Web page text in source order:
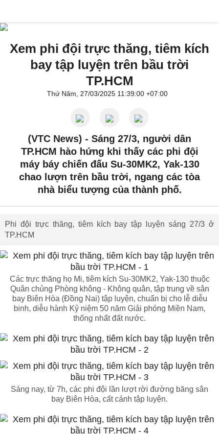
Xem phi đội trực thăng, tiêm kích
bay tập luyện trên bầu trời
TP.HCM
Thứ Năm, 27/03/2025 11:39:00 +07:00
(VTC News) - Sáng 27/3, người dân
TP.HCM hào hứng khi thấy các phi đội
máy báy chiến đấu Su-30MK2, Yak-130
chao lượn trên bầu trời, ngang các tòa
nhà biểu tượng của thành phố.
Phi đội trực thăng, tiêm kích bay tập luyện sáng 27/3 ở
TP.HCM
Các trực thăng họ Mi, tiêm kích Su-30MK2, Yak-130 thuộc
Quân chủng Phòng không - Không quân, tập trung về sân
bay Biên Hòa (Đồng Nai) tập luyện, chuẩn bị cho lễ diễu
binh, diễu hành Kỷ niệm 50 năm Giải phóng Miền Nam,
thống nhất đất nước.
Sáng nay, từ 7h, các phi đội lần lượt rời đường băng sân
bay Biên Hòa, cất cánh tập luyện.